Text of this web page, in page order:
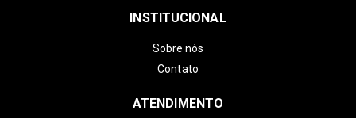
INSTITUCIONAL
Sobre nós
Contato
ATENDIMENTO